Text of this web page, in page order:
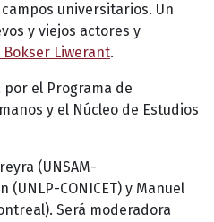
universitarios. Un
y viejos actores y
Bokser Liwerant.
el Programa de
y el Núcleo de Estudios
(UNSAM-
(UNLP-CONICET) y Manuel
Será moderadora